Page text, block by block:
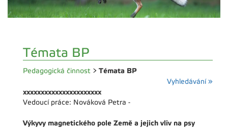
Témata BP
Pedagogická činnost > Témata BP
Vyhledávání »
xxxxxxxxxxxxxxxxxxxxxx
Vedoucí práce: Nováková Petra -
Výkyvy magnetického pole Země a jejich vliv na psy